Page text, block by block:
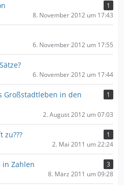
1
8. November 2012 um 17:43
6. November 2012 um 17:55
6. November 2012 um 17:44
Großstadtleben in den
1
2. August 2012 um 07:03
1
2. Mai 2011 um 22:24
in Zahlen
3
8. März 2011 um 09:28